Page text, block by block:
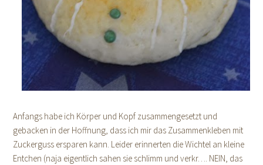
Anfangs habe ich Körper und Kopf zusammengesetzt und
gebacken in der Hoffnung, dass ich mir das Zusammenkleben mit
Zuckerguss ersparen kann. Leider erinnerten die Wichtel an kleine
Entchen (naja eigentlich sahen sie schlimm und verkr…. NEIN, das